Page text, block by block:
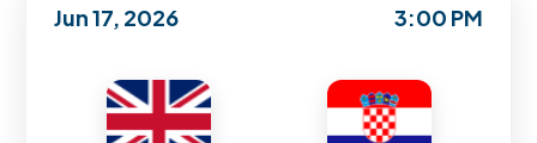
Jun 17, 2026 3:00 PM